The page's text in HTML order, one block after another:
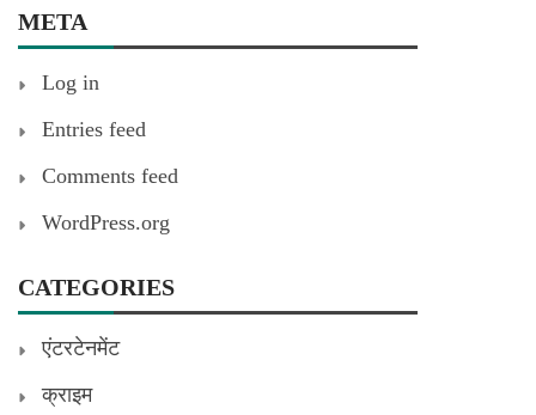
META
Log in
Entries feed
Comments feed
WordPress.org
CATEGORIES
एंटरटेनमेंट
क्राइम